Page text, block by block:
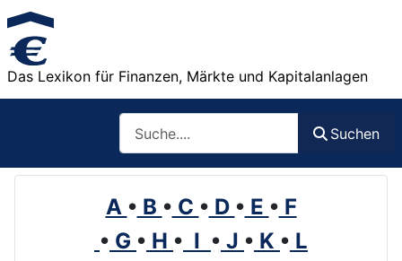
Das Lexikon für Finanzen, Märkte und Kapitalanlagen
Suchen
A • B • C • D • E • F
• G • H • I • J • K • L